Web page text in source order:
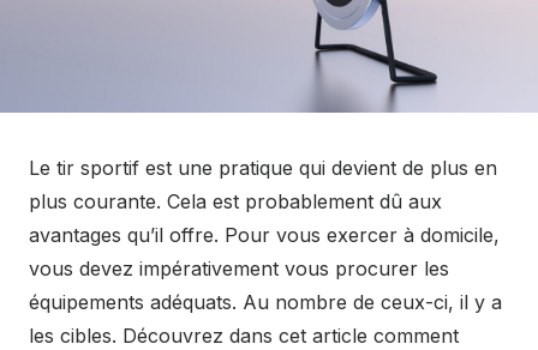
Le tir sportif est une pratique qui devient de plus en
plus courante. Cela est probablement dû aux
avantages qu’il offre. Pour vous exercer à domicile,
vous devez impérativement vous procurer les
équipements adéquats. Au nombre de ceux-ci, il y a
les cibles. Découvrez dans cet article comment